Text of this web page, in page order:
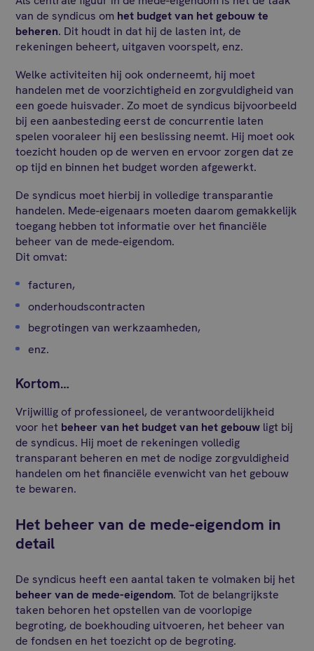
van de syndicus om het budget van het gebouw te
beheren. Dit houdt in dat hij de lasten int, de
rekeningen beheert, uitgaven voorspelt, enz.
Welke activiteiten hij ook onderneemt, hij moet
handelen met de voorzichtigheid en zorgvuldigheid van
een goede huisvader. Zo moet de syndicus bijvoorbeeld
bij een aanbesteding eerst de concurrentie laten
spelen vooraleer hij een beslissing neemt. Hij moet ook
toezicht houden op de werven en ervoor zorgen dat ze
op tijd en binnen het budget worden afgewerkt.
De syndicus moet hierbij in volledige transparantie
handelen. Mede-eigenaars moeten daarom gemakkelijk
toegang hebben tot informatie over het financiële
beheer van de mede-eigendom.
Dit omvat:
facturen,
onderhoudscontracten
begrotingen van werkzaamheden,
enz.
Kortom…
Vrijwillig of professioneel, de verantwoordelijkheid
voor het beheer van het budget van het gebouw ligt bij
de syndicus. Hij moet de rekeningen volledig
transparant beheren en met de nodige zorgvuldigheid
handelen om het financiële evenwicht van het gebouw
te bewaren.
Het beheer van de mede-eigendom in
detail
De syndicus heeft een aantal taken te volmaken bij het
beheer van de mede-eigendom. Tot de belangrijkste
taken behoren het opstellen van de voorlopige
begroting, de boekhouding uitvoeren, het beheer van
de fondsen en het toezicht op de begroting.